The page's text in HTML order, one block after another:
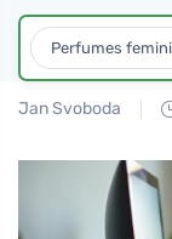
Perfumes
Jan Svoboda